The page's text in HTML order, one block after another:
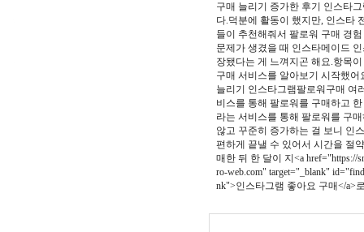
구매 늘리기 증가한 후기 인스타
다.덕분에 활동이 했지만, 인스타
들이 추천해줘서 팔로워 구매 경
문제가 생겼을 때 인스타메이드
장됐다는 게 느껴지곤 해요.항목
구매 서비스를 알아보기 시작했
늘리기 인스타그램팔로워구매 여
비스를 통해 팔로워를 구매하고
라는 서비스를 통해 팔로워를 구
않고 꾸준히 증가하는 걸 보니 인
편하게 끝낼 수 있어서 시간을 절
매한 뒤 한 달이 지<a href="https://
ro-web.com" target="_blank"
nk">인스타그램 좋아요 구매</a>